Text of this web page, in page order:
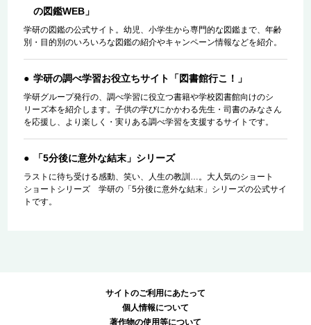
の図鑑WEB」
学研の図鑑の公式サイト。幼児、小学生から専門的な図鑑まで、年齢
別・目的別のいろいろな図鑑の紹介やキャンペーン情報などを紹介。
学研の調べ学習お役立ちサイト「図書館行こ！」
学研グループ発行の、調べ学習に役立つ書籍や学校図書館向けのシ
リーズ本を紹介します。子供の学びにかかわる先生・司書のみなさん
を応援し、より楽しく・実りある調べ学習を支援するサイトです。
「5分後に意外な結末」シリーズ
ラストに待ち受ける感動、笑い、人生の教訓…。大人気のショート
ショートシリーズ 学研の「5分後に意外な結末」シリーズの公式サイ
トです。
サイトのご利用にあたって
個人情報について
著作物の使用等について